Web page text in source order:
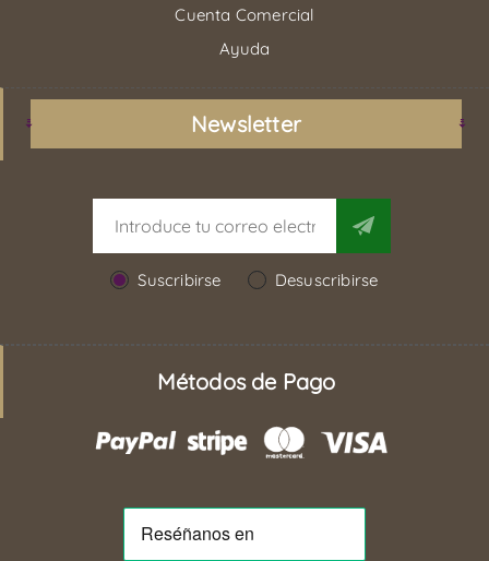
Cuenta Comercial
Ayuda
Newsletter
Suscribirse Desuscribirse
Métodos de Pago